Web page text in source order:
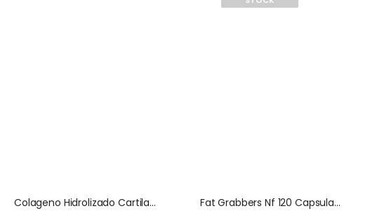
Colageno Hidrolizado Cartilago Fitosana Fat Grabbers Nf 120 Capsulas Natures Sunshine